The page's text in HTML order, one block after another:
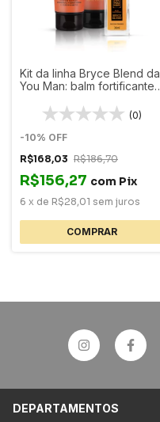
Kit da linha Bryce Blend da
You Man: balm fortificante
óleo para barba
(0)
-10% OFF
R$168,03 R$186,70
R$156,27 com Pix
6 x de R$28,01 sem juros
DEPARTAMENTOS